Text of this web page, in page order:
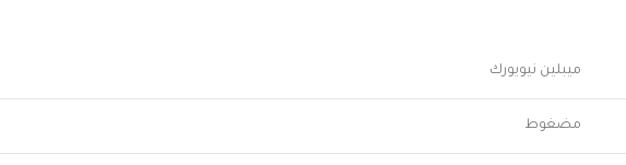
ميبلين نيويورك
مضغوط